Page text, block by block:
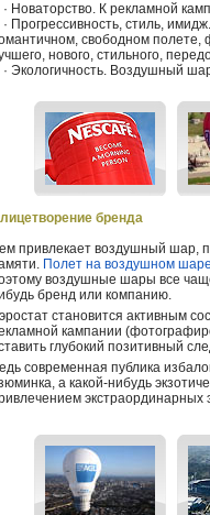
Новаторство. К рекламной
Прогрессивность, стиль,
свободном полете,
нового, стильного,
Экологичность. Воздушный
бренда
привлекает воздушный шар,
Полет на воздушном шаре
воздушные шары все
бренд или компанию.
становится активным
кампании
глубокий позитивный
современная публика
а какой-нибудь
экстраординарных